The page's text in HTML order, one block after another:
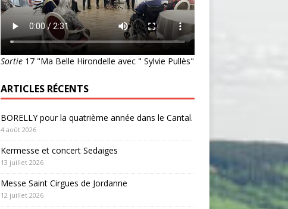
Sortie 17 "Ma Belle Hirondelle avec " Sylvie Pullès"
ARTICLES RÉCENTS
BORELLY pour la quatrième année dans le Cantal.
4 août 2026
Kermesse et concert Sedaiges
13 juillet 2026
Messe Saint Cirgues de Jordanne
12 juillet 2026